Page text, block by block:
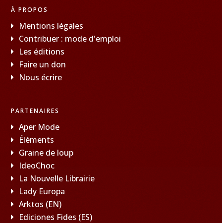
À PROPOS
Mentions légales
Contribuer : mode d'emploi
Les éditions
Faire un don
Nous écrire
PARTENAIRES
Aper Mode
Éléments
Graine de loup
IdeoChoc
La Nouvelle Librairie
Lady Europa
Arktos (EN)
Ediciones Fides (ES)